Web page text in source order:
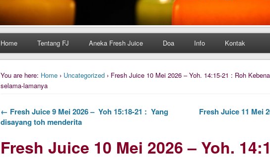
Home Tentang FJ Aneka Fresh Juice Doa Info Kontak
You are here: Home› Uncategorized› Fresh Juice 10 Mei 2026 – Yoh. 14:15-21 : Roh
selama-lamanya
← Fresh Juice 9 Mei 2026 – Yoh 15:18-21 : Yang
disayang toh menderita
Fresh Juice 11 Mei
Fresh Juice 10 Mei 2026 – Yoh.